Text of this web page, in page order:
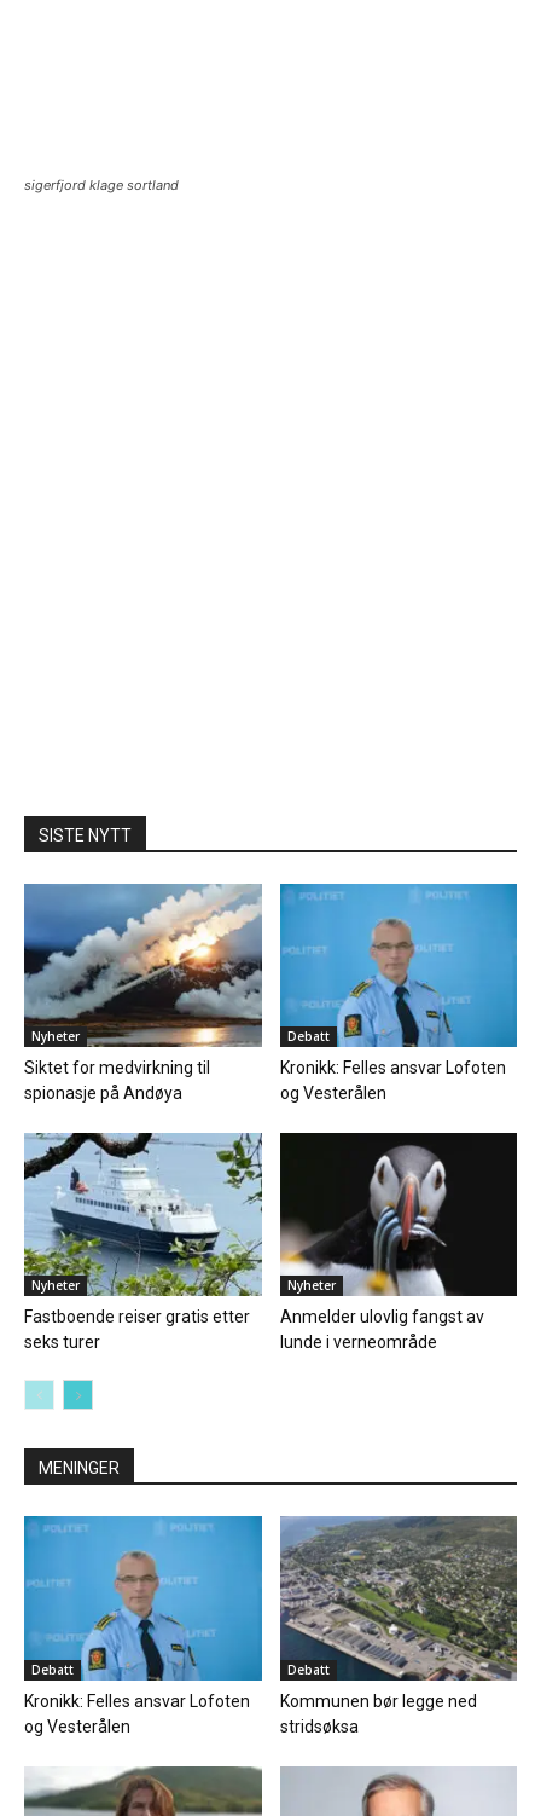
sigerfjord klage sortland
SISTE NYTT
Nyheter
Siktet for medvirkning til
spionasje på Andøya
Debatt
Kronikk: Felles ansvar Lofoten
og Vesterålen
Nyheter
Fastboende reiser gratis etter
seks turer
Nyheter
Anmelder ulovlig fangst av
lunde i verneområde
MENINGER
Debatt
Kronikk: Felles ansvar Lofoten
og Vesterålen
Debatt
Kommunen bør legge ned
stridsøksa